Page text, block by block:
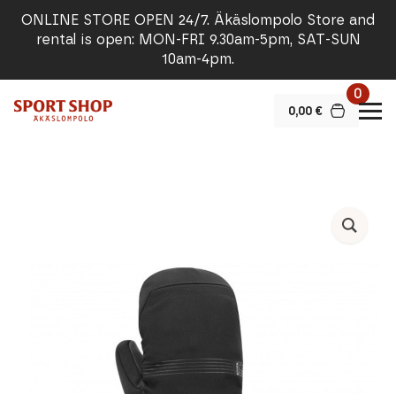
ONLINE STORE OPEN 24/7. Äkäslompolo Store and
rental is open: MON-FRI 9.30am-5pm, SAT-SUN
10am-4pm.
0,00 €
0